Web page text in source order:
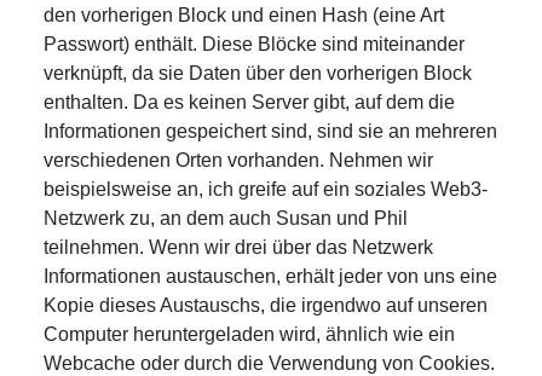
den vorherigen Block und einen Hash (eine Art
Passwort) enthält. Diese Blöcke sind miteinander
verknüpft, da sie Daten über den vorherigen Block
enthalten. Da es keinen Server gibt, auf dem die
Informationen gespeichert sind, sind sie an mehreren
verschiedenen Orten vorhanden. Nehmen wir
beispielsweise an, ich greife auf ein soziales Web3-
Netzwerk zu, an dem auch Susan und Phil
teilnehmen. Wenn wir drei über das Netzwerk
Informationen austauschen, erhält jeder von uns eine
Kopie dieses Austauschs, die irgendwo auf unseren
Computer heruntergeladen wird, ähnlich wie ein
Webcache oder durch die Verwendung von Cookies.